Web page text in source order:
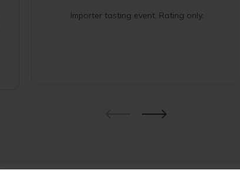
Importer tasting event. Rating only.